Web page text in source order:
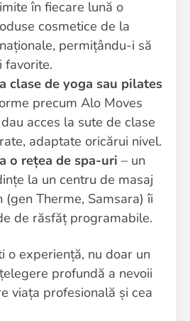
în fiecare lună o
cosmetice de la
permițându-i să
favorite.
clase de yoga sau pilates
precum Alo Moves
acces la sute de clase
adaptate oricărui nivel.
o rețea de spa-uri – un
la un centru de masaj
(gen Therme, Samsara) îi
de răsfăț programabile.
o experiență, nu doar un
profundă a nevoii
viața profesională și cea